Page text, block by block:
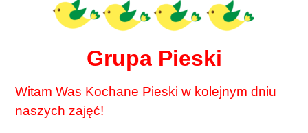
Grupa Pieski
Witam Was Kochane Pieski w kolejnym dniu
naszych zajęć!